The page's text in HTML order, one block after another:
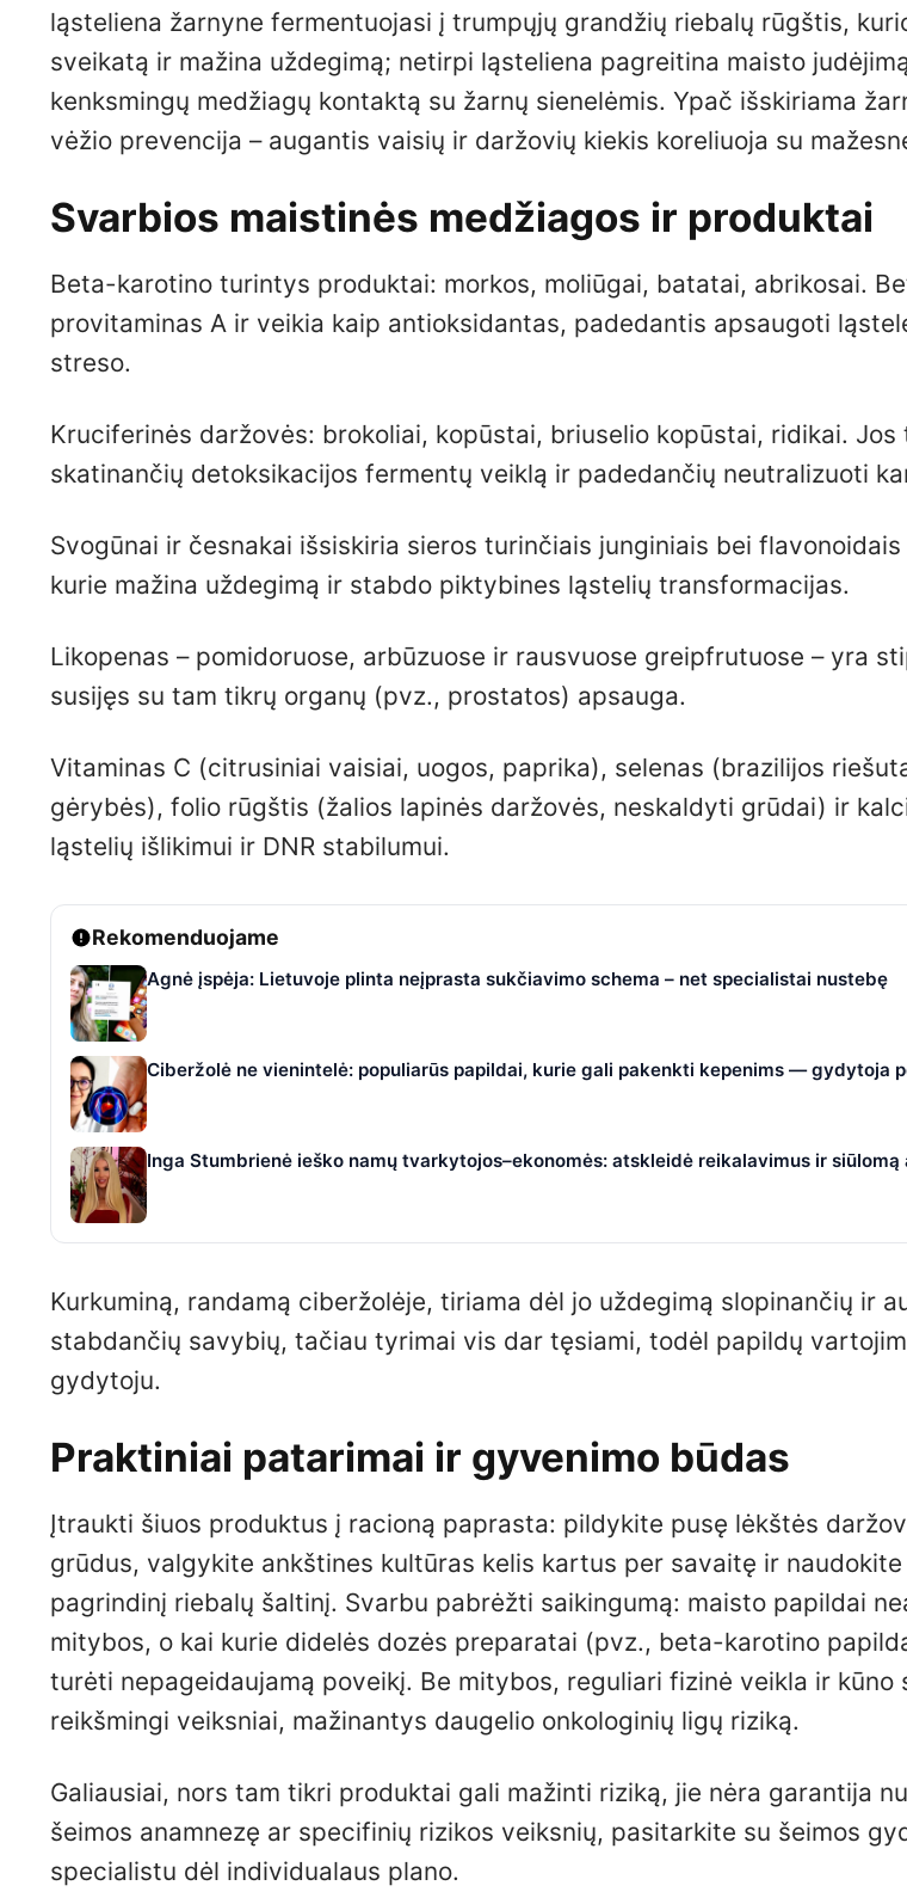
ląsteliena žarnyne fermentuojasi į trumpųjų grandžių riebalų rūgštis,
sveikatą ir mažina uždegimą; netirpi ląsteliena pagreitina maisto
kenksmingų medžiagų kontaktą su žarnų sienelėmis. Ypač išskiriama
vėžio prevencija – augantis vaisių ir daržovių kiekis koreliuoja su
Svarbios maistinės medžiagos ir produktai
Beta-karotino turintys produktai: morkos, moliūgai, batatai, abrikosai.
provitaminas A ir veikia kaip antioksidantas, padedantis apsaugoti
streso.
Kruciferinės daržovės: brokoliai, kopūstai, briuselio kopūstai, ridikai. Jos
skatinančių detoksikacijos fermentų veiklą ir padedančių neutralizuoti
Svogūnai ir česnakai išsiskiria sieros turinčiais junginiais bei
kurie mažina uždegimą ir stabdo piktybines ląstelių transformacijas.
Likopenas – pomidoruose, arbūzuose ir rausvuose greipfrutuose – yra
susijęs su tam tikrų organų (pvz., prostatos) apsauga.
Vitaminas C (citrusiniai vaisiai, uogos, paprika), selenas (brazilijos
gėrybės), folio rūgštis (žalios lapinės daržovės, neskaldyti grūdai) ir
ląstelių išlikimui ir DNR stabilumui.
Rekomenduojame
Agnė įspėja: Lietuvoje plinta neįprasta sukčiavimo schema – net specialistai nustebę
Ciberžolė ne vienintelė: populiarūs papildai, kurie gali pakenkti kepenims — gydytoja
Inga Stumbrienė ieško namų tvarkytojos–ekonomės: atskleidė reikalavimus ir
Kurkuminą, randamą ciberžolėje, tiriama dėl jo uždegimą slopinančių ir
stabdančių savybių, tačiau tyrimai vis dar tęsiami, todėl papildų
gydytoju.
Praktiniai patarimai ir gyvenimo būdas
Įtraukti šiuos produktus į racioną paprasta: pildykite pusę lėkštės
grūdus, valgykite ankštines kultūras kelis kartus per savaitę ir
pagrindinį riebalų šaltinį. Svarbu pabrėžti saikingumą: maisto papildai
mitybos, o kai kurie didelės dozės preparatai (pvz., beta-karotino
turėti nepageidaujamą poveikį. Be mitybos, reguliari fizinė veikla ir kūno
reikšmingi veiksniai, mažinantys daugelio onkologinių ligų riziką.
Galiausiai, nors tam tikri produktai gali mažinti riziką, jie nėra garantija
šeimos anamnezę ar specifinių rizikos veiksnių, pasitarkite su šeimos
specialistu dėl individualaus plano.